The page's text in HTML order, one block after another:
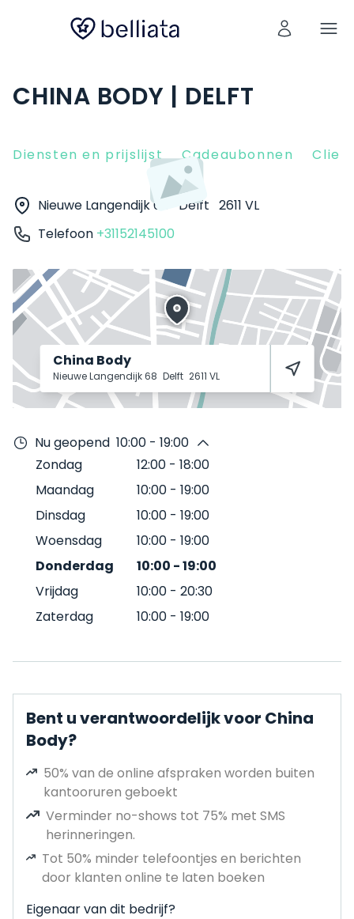
CHINA BODY | DELFT
Diensten en prijslijst Cadeaubonnen
Nieuwe Langendijk 68 Delft 2611 VL
Telefoon +31152145100
China Body
Nieuwe Langendijk 68 Delft 2611 VL
Nu geopend 10:00 - 19:00
Zondag
12:00 - 18:00
Maandag
10:00 - 19:00
Dinsdag
10:00 - 19:00
Woensdag
10:00 - 19:00
Donderdag
10:00 -19:00
Vrijdag
10:00 - 20:30
Zaterdag
10:00 - 19:00
Bent u verantwoordelijk voor China
Body?
50% van de online afspraken worden buiten
kantooruren geboekt
Verminder no-shows tot 75% met SMS
herinneringen.
Tot 50% minder telefoontjes en berichten
door klanten online te laten boeken
Eigenaar van dit bedrijf?